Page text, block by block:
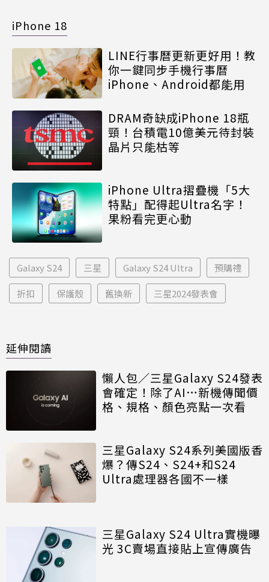
iPhone 18
LINE行事曆更新更好用！教
你一鍵同步手機行事曆
iPhone、Android都能用
DRAM奇缺成iPhone 18瓶
頸！台積電10億美元待封裝
晶片只能枯等
iPhone Ultra摺疊機「5大
特點」配得起Ultra名字！
果粉看完更心動
Galaxy S24 三星 Galaxy S24 Ultra 預購禮
折扣 保護殼 舊換新 三星2024發表會
延伸閱讀
懶人包／三星Galaxy S24發表
會確定！除了AI…新機傳聞價
格、規格、顏色亮點一次看
三星Galaxy S24系列美國版香
爆？傳S24、S24+和S24
Ultra處理器各國不一樣
三星Galaxy S24 Ultra實機曝
光 3C賣場直接貼上宣傳廣告